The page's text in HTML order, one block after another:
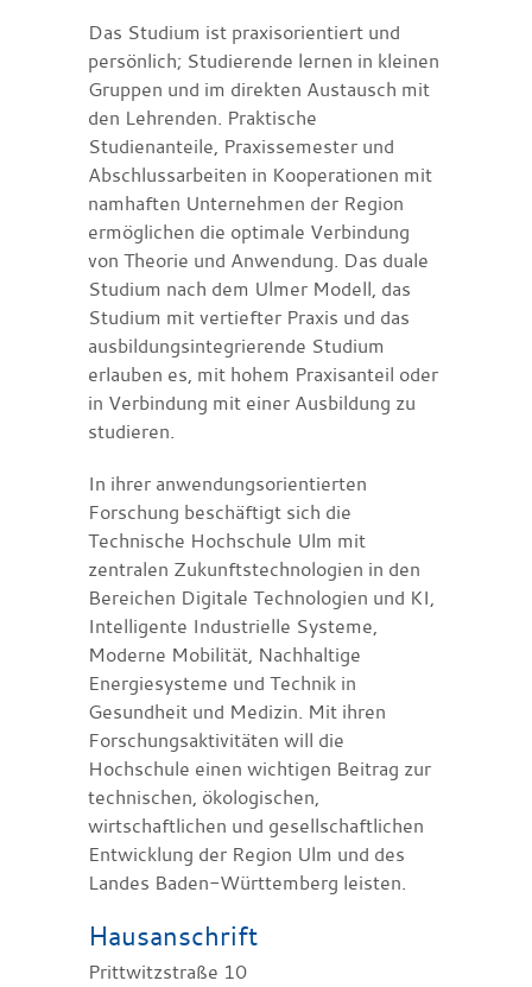
Das Studium ist praxisorientiert und
persönlich; Studierende lernen in kleinen
Gruppen und im direkten Austausch mit
den Lehrenden. Praktische
Studienanteile, Praxissemester und
Abschlussarbeiten in Kooperationen mit
namhaften Unternehmen der Region
ermöglichen die optimale Verbindung
von Theorie und Anwendung. Das duale
Studium nach dem Ulmer Modell, das
Studium mit vertiefter Praxis und das
ausbildungsintegrierende Studium
erlauben es, mit hohem Praxisanteil oder
in Verbindung mit einer Ausbildung zu
studieren.
In ihrer anwendungsorientierten
Forschung beschäftigt sich die
Technische Hochschule Ulm mit
zentralen Zukunftstechnologien in den
Bereichen Digitale Technologien und KI,
Intelligente Industrielle Systeme,
Moderne Mobilität, Nachhaltige
Energiesysteme und Technik in
Gesundheit und Medizin. Mit ihren
Forschungsaktivitäten will die
Hochschule einen wichtigen Beitrag zur
technischen, ökologischen,
wirtschaftlichen und gesellschaftlichen
Entwicklung der Region Ulm und des
Landes Baden-Württemberg leisten.
Hausanschrift
Prittwitzstraße 10